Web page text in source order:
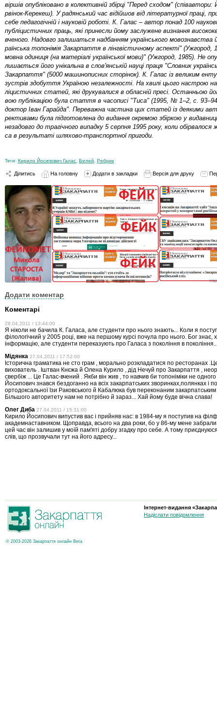
вір­шів опуб­ліковано в колективній збір­ці "Перед сходом"
р­ві­нок-Керекеш). У радянський час відійшов від лі­­те­ра­­турної праці,
себе пе­дагогічній і на­у­ко­вій роботі. К. Галас – автор по­над 100
пуб­лі­цис­тичних праць, які при­нес­ли йому заслу­же­не визнання
вче­­ного. На­довго зали­шать­ся надбанням ук­ра­їнського мо­возна­вства
ра­їнська топонімія Закар­пат­тя в лін­г­ві­стич­ному аспек­ті" (Ужгород,
мовна одиниця (на ма­­­те­ріалі ук­ра­їн­сь­кої мо­ви)" (Уж­­город, 1985). Не
лишається його уні­­кальна в сло­в'ян­ській науці пра­­ця "Словник
За­карпаття" (5000 ма­ши­но­пис­них сто­­­рі­нок). К. Галас із великим
зустрів здо­­бут­тя Ук­ра­їною не­за­леж­ності. На хвилі цього наст­рою
лі­цис­тич­них ста­тей, які друку­валися в об­­лас­ній пресі. Останньою
вою пуб­­лі­ка­цією бу­ла стаття в ча­сописі "Ти­са" (1995, № 1–2, с.
док­тор Іван Га­рай­да". Пе­ре­важ­на частина цих статей із деякими
рек­ти­вами бу­ла під­го­тов­ле­на до видання ок­ре­мою збіркою у
не­за­довго до трагічного випадку 5 серп­ня 1995 ро­ку, коли
са в резуль­та­ті шляхово-транс­порт­ної пригоди.
Теги: Кирило Йосипович Галас Белей Ребрик
Ділитись На головну Додати в закладки Версія для друку
Додати коментар
Коментарі
28.04.2011 / 13:44:00
Я ніколи не бачила К. Галаса, але студенти про нього знають... Коли я
філологічний у 2005 році, вже на першому курсі почула про нього. Бог знає,
інформацію, але студенти переказують про Галаса з покоління в
Мідянка 27.04.2011 / 17:52:00
Історична граматика не сто грам , морально розкладатися по ресторанах
вихователь . Іштван Кнєжа й Олена Курило , дід Нечуй про Закарпаття ,
свербіж ... Це Галас-вчений . Якби він жив , то навчив би топоніміки не
Йосипович знався бездоганно на всіх закарпатських зворинках,полянках і
ортодоксальної Ізи Раковського й Кабалюка був переконаним закарпатським
Більшого авторитету нам не потрібно й зараз... Хай йому буде вічна слава!
Олег Диба 27.04.2011 / 15:31:00
Кирило Йосипович випустив вас і прийняв нас: в 1984-му я поступив на
академнаставником. Щоправда, всього на два роки, бо у 86-му мене забрали
цей час він залишив у моїй пам'яті добру згадку про себе. А тому
слів, що прозвучали тут на його адресу...
© 2003-2026 Закарпаття онлайн Beta
Інтернет-видання
Надіслати повідомлення